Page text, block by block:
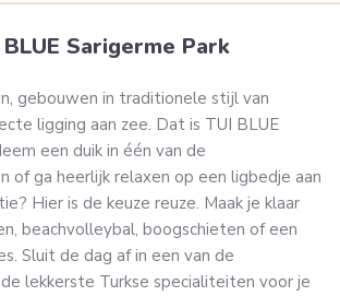
Sarigerme Park
gebouwen in traditionele stijl van
ligging aan zee. Dat is TUI BLUE
een duik in één van de
of ga heerlijk relaxen op een ligbedje aan
Hier is de keuze reuze. Maak je klaar
beachvolleybal, boogschieten of een
Sluit de dag af in een van de
lekkerste Turkse specialiteiten voor je